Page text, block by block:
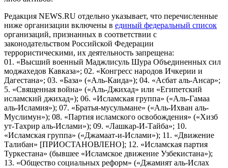
Редакция NEWS.RU отдельно указывает, что перечисленные
ниже организации включены в единый федеральный список
организаций, признанных в соответствии с
законодательством Российской Федерации
террористическими, их деятельность запрещена:
01. «Высший военный Маджлисуль Шура Объединенных сил
моджахедов Кавказа»; 02. «Конгресс народов Ичкерии и
Дагестана»; 03. «База» («Аль-Каида»); 04. «Асбат аль-Ансар»;
5. «Священная война» («Аль-Джихад» или «Египетский
исламский джихад»); 06. «Исламская группа» («Аль-Гамаа
аль-Исламия»); 07. «Братья-мусульмане» («Аль-Ихван аль-
Муслимун»); 08. «Партия исламского освобождения» («Хизб
ут-Тахрир аль-Ислами»); 09. «Лашкар-И-Тайба»; 10.
«Исламская группа» («Джамаат-и-Ислами»); 11. «Движение
Талибан» [ПРИОСТАНОВЛЕНО]; 12. «Исламская партия
Туркестана» (бывшее «Исламское движение Узбекистана»);
13. «Общество социальных реформ» («Джамият аль-Ислах